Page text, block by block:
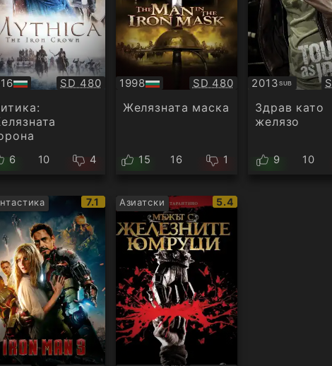
Качество:
SD 480
6 10 4
1998
БГ
аудио
Качество:
SD 480
Желязната маска
15 16 1
2013SUB
Субтитри
Здрав като
желязо
9 10
IMDb
рейтинг:
7.1 Азиатски
IMDb
5.4